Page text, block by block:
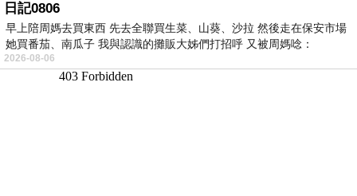
日記0806
早上陪周媽去買東西 先去全聯買生菜、山葵、沙拉 然後走在保安市場
她買番茄、南瓜子 我與認識的攤販大姊們打招呼 又被周媽唸：
2026-08-06